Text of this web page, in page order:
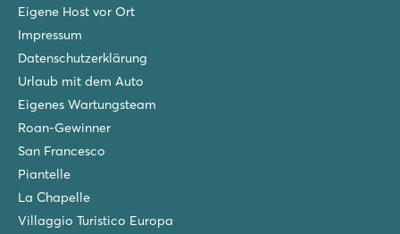
Eigene Host vor Ort
Impressum
Datenschutzerklärung
Urlaub mit dem Auto
Eigenes Wartungsteam
Roan-Gewinner
San Francesco
Piantelle
La Chapelle
Villaggio Turistico Europa